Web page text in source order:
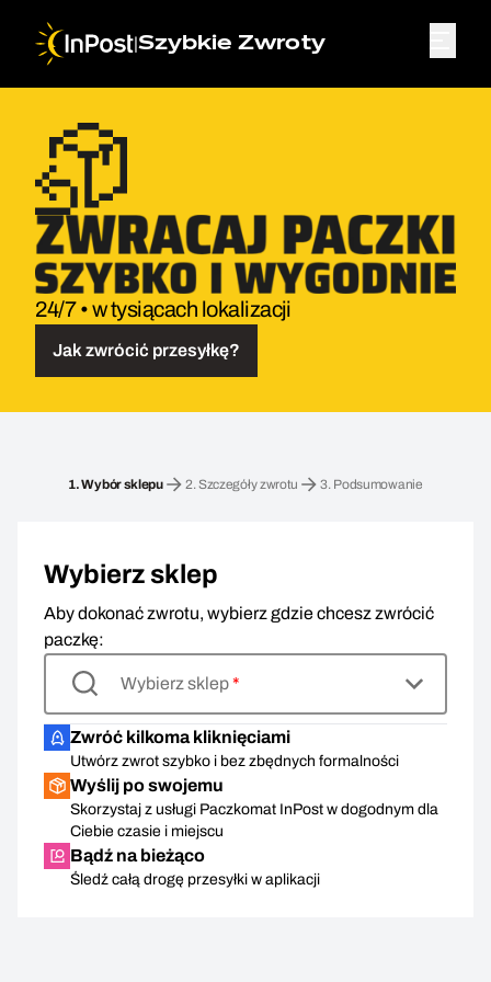
|Szybkie Zwroty
24/7 • w tysiącach lokalizacji
Jak zwrócić przesyłkę?
1.Wybór sklepu 2.Szczegóły zwrotu 3. Podsumowanie
Wybierz sklep
Aby dokonać zwrotu, wybierz gdzie chcesz zwrócić
paczkę:
Wybierz sklep*
Zwróć kilkoma kliknięciami
Utwórz zwrot szybko i bez zbędnych formalności
Wyślij po swojemu
Skorzystaj z usługi Paczkomat InPost w dogodnym dla
Ciebie czasie i miejscu
Bądź na bieżąco
Śledź całą drogę przesyłki w aplikacji